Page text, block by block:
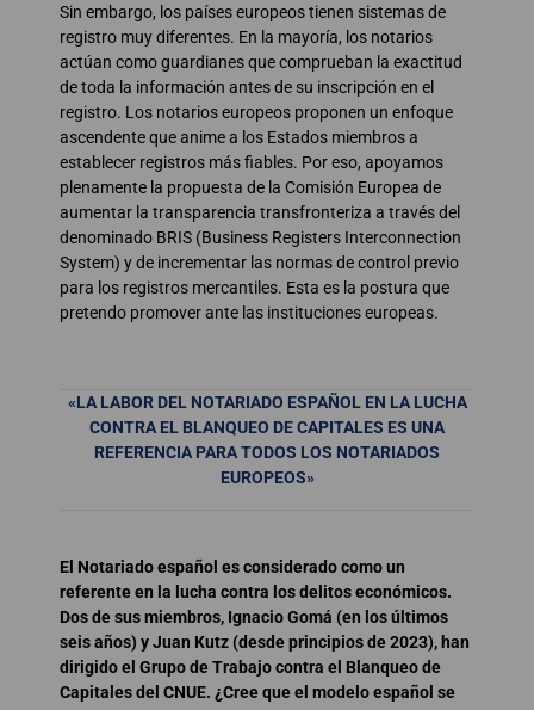
Sin embargo, los países europeos tienen sistemas de
registro muy diferentes. En la mayoría, los notarios
actúan como guardianes que comprueban la exactitud
de toda la información antes de su inscripción en el
registro. Los notarios europeos proponen un enfoque
ascendente que anime a los Estados miembros a
establecer registros más fiables. Por eso, apoyamos
plenamente la propuesta de la Comisión Europea de
aumentar la transparencia transfronteriza a través del
denominado BRIS (Business Registers Interconnection
System) y de incrementar las normas de control previo
para los registros mercantiles. Esta es la postura que
pretendo promover ante las instituciones europeas.
«LA LABOR DEL NOTARIADO ESPAÑOL EN LA LUCHA
CONTRA EL BLANQUEO DE CAPITALES ES UNA
REFERENCIA PARA TODOS LOS NOTARIADOS
EUROPEOS»
El Notariado español es considerado como un
referente en la lucha contra los delitos económicos.
Dos de sus miembros, Ignacio Gomá (en los últimos
seis años) y Juan Kutz (desde principios de 2023), han
dirigido el Grupo de Trabajo contra el Blanqueo de
Capitales del CNUE. ¿Cree que el modelo español se